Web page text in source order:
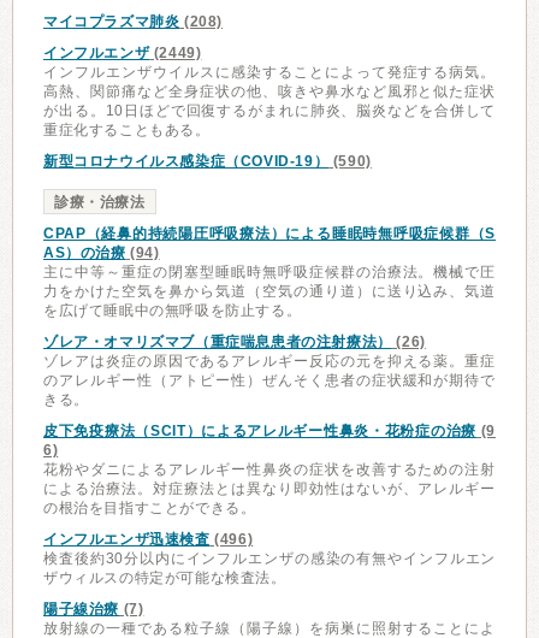
マイコプラズマ肺炎 (208)
インフルエンザ(2449)
インフルエンザウイルスに感染することによって発症する病気。
高熱、関節痛など全身症状の他、咳きや鼻水など風邪と似た症状
が出る。10日ほどで回復するがまれに肺炎、脳炎などを合併して
重症化することもある。
新型コロナウイルス感染症（COVID-19）
(590)
診療・治療法
CPAP（経鼻的持続陽圧呼吸療法）による睡眠時無呼吸症候群（S
AS）の治療 (94)
主に中等～重症の閉塞型睡眠時無呼吸症候群の治療法。機械で圧
力をかけた空気を鼻から気道（空気の通り道）に送り込み、気道
を広げて睡眠中の無呼吸を防止する。
ゾレア・オマリズマブ（重症喘息患者の注射療法）
(26)
ゾレアは炎症の原因であるアレルギー反応の元を抑える薬。重症
のアレルギー性（アトピー性）ぜんそく患者の症状緩和が期待で
きる。
皮下免疫療法（SCIT）によるアレルギー性鼻炎・花粉症の治療 (9
6)
花粉やダニによるアレルギー性鼻炎の症状を改善するための注射
による治療法。対症療法とは異なり即効性はないが、アレルギー
の根治を目指すことができる。
インフルエンザ迅速検査 (496)
検査後約30分以内にインフルエンザの感染の有無やインフルエン
ザウィルスの特定が可能な検査法。
陽子線治療 (7)
放射線の一種である粒子線（陽子線）を病巣に照射することによ